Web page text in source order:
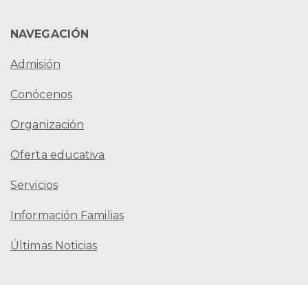
NAVEGACIÓN
Admisión
Conócenos
Organización
Oferta educativa
Servicios
Información Familias
Últimas Noticias